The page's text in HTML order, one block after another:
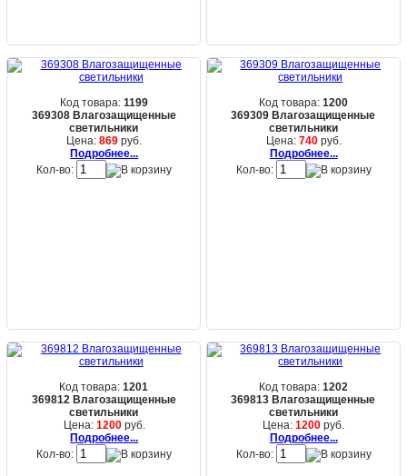
Код товара: 1199
369308 Влагозащищенные
светильники
Цена:869 руб.
Подробнее...
Кол-во:
Код товара: 1200
369309 Влагозащищенные
светильники
Цена: 740руб.
Подробнее...
Кол-во:
Код товара:1201
369812 Влагозащищенные
светильники
Цена: 1200руб.
Подробнее...
Кол-во:
Код товара: 1202
369813 Влагозащищенные
светильники
Цена:1200 руб.
Подробнее...
Кол-во: